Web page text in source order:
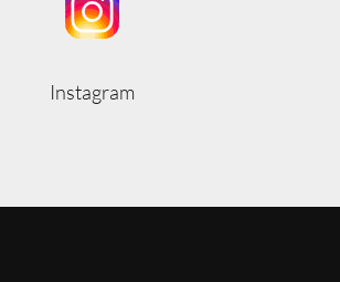
Instagram